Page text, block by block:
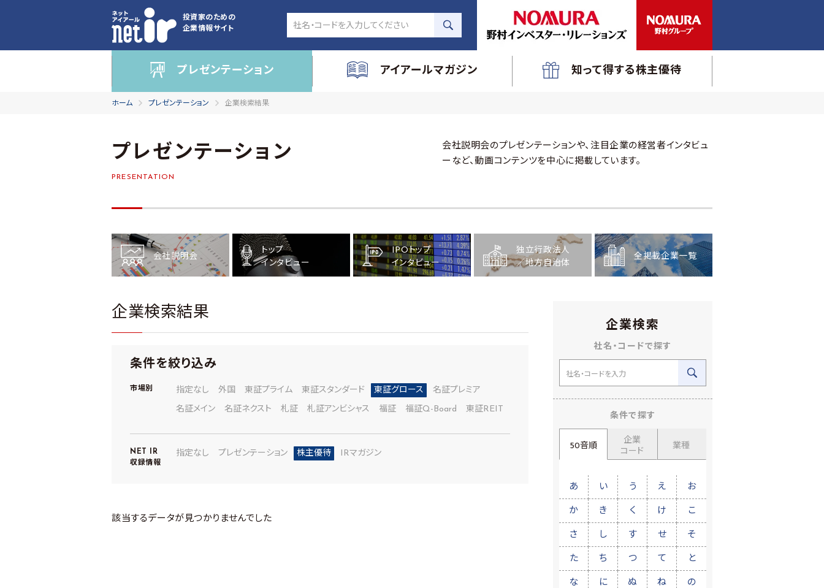
投資家のための
企業情報サイト
プレゼンテーション アイアールマガジン 知って得する株主優待
ホーム プレゼンテーション 企業検索結果
プレゼンテーション
PRESENTATION
会社説明会のプレゼンテーションや、注目企業の経営者インタビュ
ーなど、動画コンテンツを中心に掲載しています。
会社説明会
トップ
インタビュー
IPOトップ
インタビュー
独立行政法人
／地方自治体
全掲載企業一覧
企業検索結果
条件を絞り込み
市場別 指定なし 外国 東証プライム 東証スタンダード 東証グロース 名証プレミア
名証メイン 名証ネクスト 札証 札証アンビシャス 福証 福証Q-Board 東証REIT
NET IR
収録情報
指定なし プレゼンテーション 株主優待 IRマガジン
該当するデータが見つかりませんでした
企業検索
社名・コードで探す
条件で探す
50音順
企業
コード
業種
あ い う え お
か き く け こ
さ し す せ そ
た ち つ て と
な に ぬ ね の